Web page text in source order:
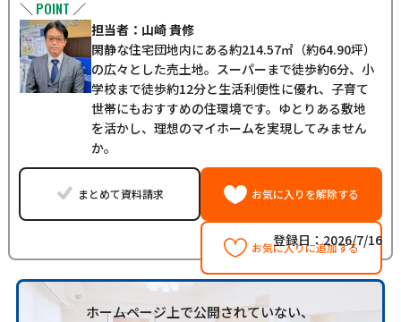
＼ POINT ／
担当者：山崎 貴修
閑静な住宅団地内にある約214.57㎡（約64.90坪）
の広々とした売土地。スーパーまで徒歩約6分、小
学校まで徒歩約12分と生活利便性に優れ、子育て
世帯にもおすすめの住環境です。ゆとりある敷地
を活かし、理想のマイホームを実現してみません
か。
まとめて資料請求 お気に入りを解除する
お気に入りに追加する
登録日：2026/7/16
ホームページ上で公開されていない、